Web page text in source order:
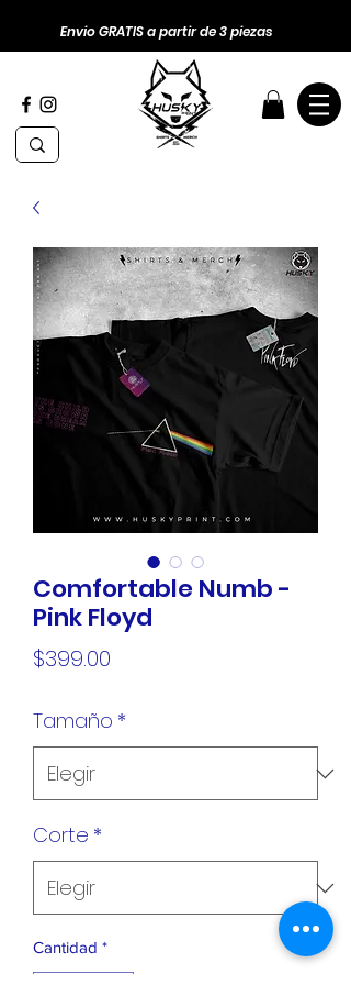
Envio GRATIS a partir de 3 piezas
Comfortable Numb -
Pink Floyd
$399.00
Tamaño *
Corte *
Cantidad *